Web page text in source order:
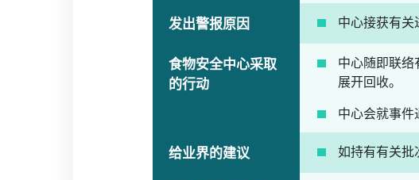
发出警报原因 中心接获有关
食物安全中心采取
的行动
中心随即联
展开回收。
中心会就事件
给业界的建议 如持有有关批